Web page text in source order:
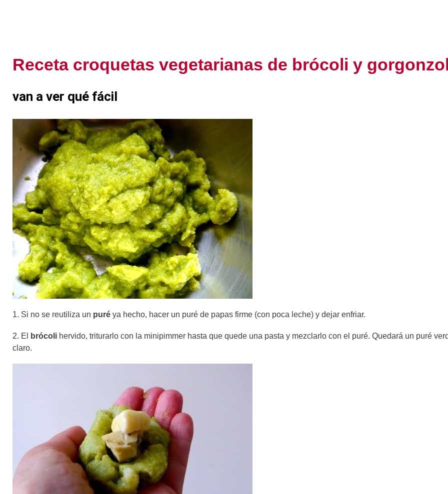
Receta croquetas vegetarianas de brócoli y
van a ver qué fácil
1. Si no se reutiliza un puré ya hecho, hacer un puré de papas firme (con poca leche) y dejar enfriar.
2. El brócoli hervido, triturarlo con la minipimmer hasta que quede una pasta y mezclarlo con el puré. Quedará un puré
claro.